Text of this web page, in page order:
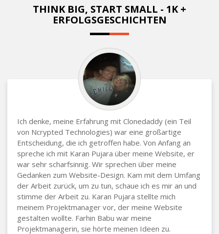
THINK BIG, START SMALL - 1K +
ERFOLGSGESCHICHTEN
Ich denke, meine Erfahrung mit Clonedaddy (ein Teil
von Ncrypted Technologies) war eine großartige
Entscheidung, die ich getroffen habe. Von Anfang an
spreche ich mit Karan Pujara über meine Website, er
war sehr scharfsinnig. Wir sprechen über meine
Gedanken zum Website-Design. Kam mit dem Umfang
der Arbeit zurück, um zu tun, schaue ich es mir an und
stimme der Arbeit zu. Karan Pujara stellte mich
meinem Projektmanager vor, der meine Website
gestalten wollte. Farhin Babu war meine
Projektmanagerin, sie hörte meinen Ideen zu.